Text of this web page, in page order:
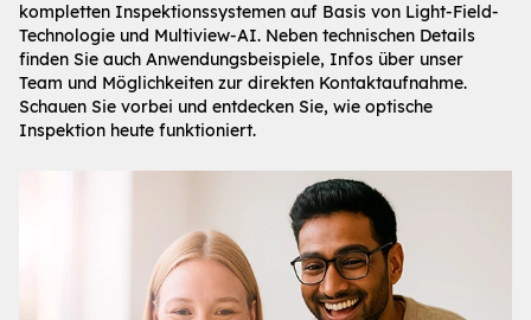
kompletten Inspektionssystemen auf Basis von Light-Field-
Technologie und Multiview-AI. Neben technischen Details
finden Sie auch Anwendungsbeispiele, Infos über unser
Team und Möglichkeiten zur direkten Kontaktaufnahme.
Schauen Sie vorbei und entdecken Sie, wie optische
Inspektion heute funktioniert.